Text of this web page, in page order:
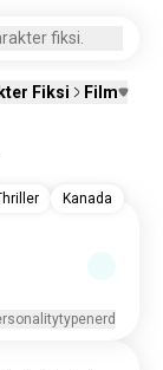
fiksi.
Fiksi Film
Kanada